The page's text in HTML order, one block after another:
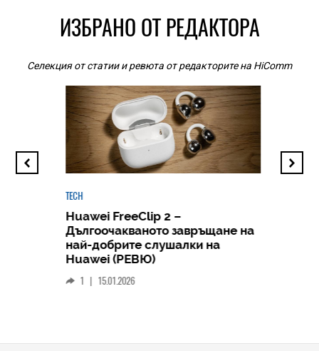
ИЗБРАНО ОТ РЕДАКТОРА
Селекция от статии и ревюта от редакторите на HiComm
TECH
Huawei FreeClip 2 –
Дългоочакваното завръщане на
най-добрите слушалки на
Huawei (РЕВЮ)
1 15.01.2026